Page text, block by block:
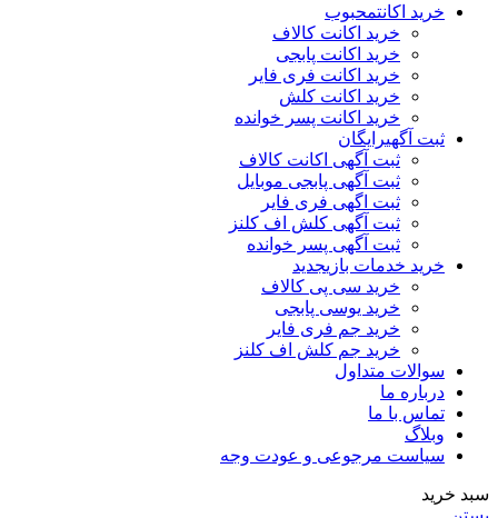
خرید اکانتمحبوب
خرید اکانت کالاف
خرید اکانت پابجی
خرید اکانت فری فایر
خرید اکانت کلش
خرید اکانت پسر خوانده
ثبت آگهیرایگان
ثبت آگهی اکانت کالاف
ثبت آگهی پابجی موبایل
ثبت اگهی فری فایر
ثبت آگهی کلش اف کلنز
ثبت آگهی پسر خوانده
خرید خدمات بازیجدید
خرید سی پی کالاف
خرید یوسی پابجی
خرید جم فری فایر
خرید جم کلش اف کلنز
سوالات متداول
درباره ما
تماس با ما
وبلاگ
سیاست مرجوعی و عودت وجه
سبد خرید